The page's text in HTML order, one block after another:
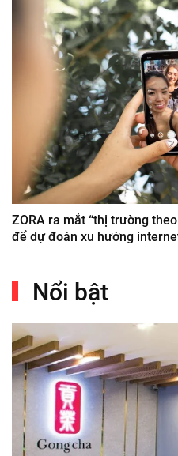
ZORA ra mắt “thị trường
để dự đoán xu hướng
Nổi bật